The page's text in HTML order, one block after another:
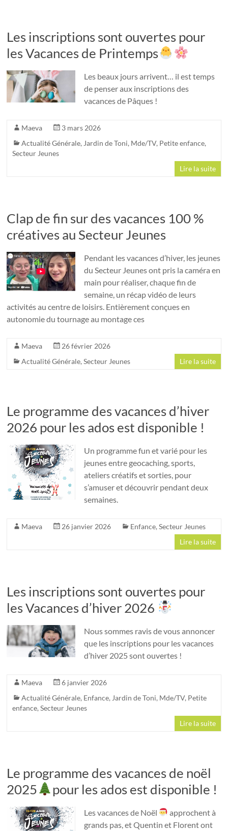
Les inscriptions sont ouvertes pour
les Vacances de Printemps
Les beaux jours arrivent… il est temps
de penser aux inscriptions des
vacances de Pâques !
Maeva
3 mars 2026
Actualité Générale, Jardin de Toni, Mde/TV, Petite enfance,
Secteur Jeunes
Lire la suite
Clap de fin sur des vacances 100 %
créatives au Secteur Jeunes
Pendant les vacances d’hiver, les jeunes
du Secteur Jeunes ont pris la caméra en
main pour réaliser, chaque fin de
semaine, un récap vidéo de leurs
activités au centre de loisirs. Entièrement conçues en
autonomie du tournage au montage ces
Maeva
26 février 2026
Actualité Générale,Secteur Jeunes Lire la suite
Le programme des vacances d’hiver
2026 pour les ados est disponible !
Un programme fun et varié pour les
jeunes entre geocaching, sports,
ateliers créatifs et sorties, pour
s’amuser et découvrir pendant deux
semaines.
Maeva 26 janvier 2026 Enfance,Secteur Jeunes
Lire la suite
Les inscriptions sont ouvertes pour
les Vacances d’hiver 2026
Nous sommes ravis de vous annoncer
que les inscriptions pour les vacances
d’hiver 2025 sont ouvertes !
Maeva
6 janvier 2026
Actualité Générale, Enfance, Jardin de Toni, Mde/TV, Petite
enfance,Secteur Jeunes
Lire la suite
Le programme des vacances de noël
2025
pour les ados est disponible !
Les vacances de Noël
approchent à
grands pas, et Quentin et Florent ont